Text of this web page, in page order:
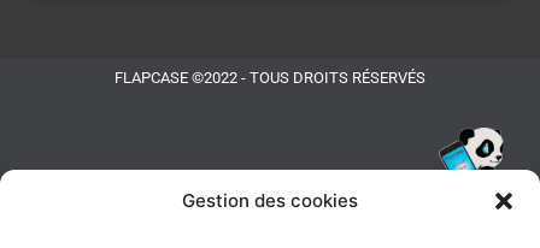
Gestion des cookies
FLAPCASE ©2022 - TOUS DROITS RÉSERVÉS